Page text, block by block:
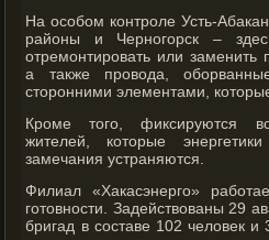
На особом контроле Усть-
районы и Черногорск –
отремонтировать или
а также провода,
сторонними элементами,
Кроме того, фиксируются
жителей, которые
замечания устраняются.
Филиал «Хакасэнерго»
готовности. Задействованы 29
бригад в составе 102 человек